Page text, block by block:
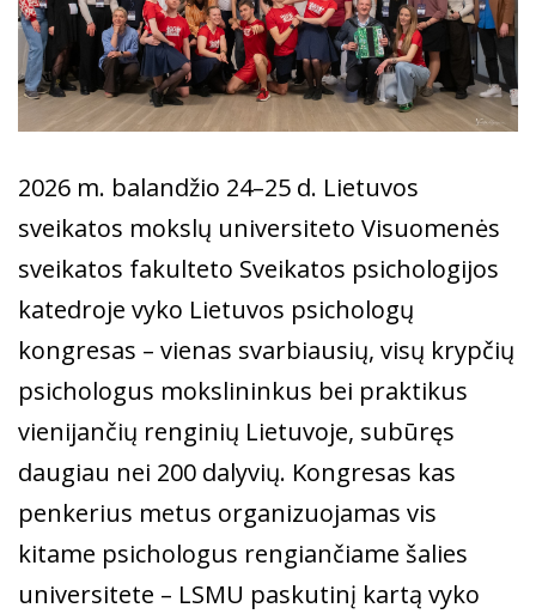
2026 m. balandžio 24–25 d. Lietuvos
sveikatos mokslų universiteto Visuomenės
sveikatos fakulteto Sveikatos psichologijos
katedroje vyko Lietuvos psichologų
kongresas – vienas svarbiausių, visų krypčių
psichologus mokslininkus bei praktikus
vienijančių renginių Lietuvoje, subūręs
daugiau nei 200 dalyvių. Kongresas kas
penkerius metus organizuojamas vis
kitame psichologus rengiančiame šalies
universitete – LSMU paskutinį kartą vyko